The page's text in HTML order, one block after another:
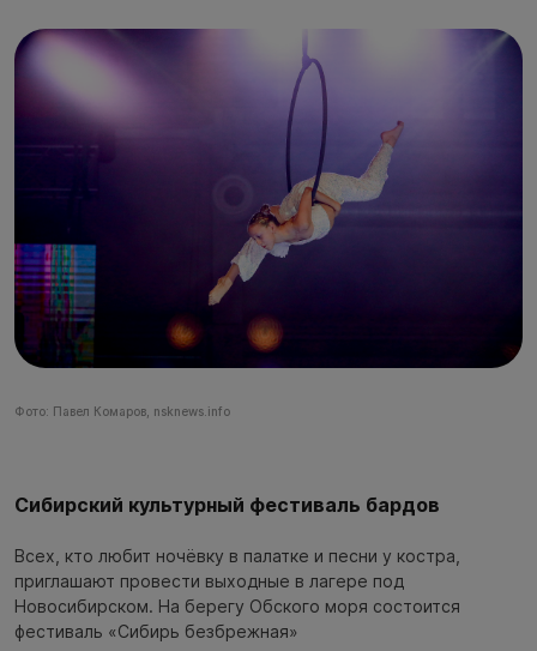
Фото: Павел Комаров, nsknews.info
Сибирский культурный фестиваль бардов
Всех, кто любит ночёвку в палатке и песни у костра,
приглашают провести выходные в лагере под
Новосибирском. На берегу Обского моря состоится
фестиваль «Сибирь безбрежная»